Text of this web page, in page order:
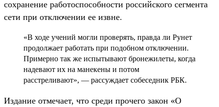
сохранение работоспособности российского сегмента
сети при отключении ее извне.
«В ходе учений могли проверять, правда ли Рунет
продолжает работать при подобном отключении.
Примерно так же испытывают бронежилеты, когда
надевают их на манекены и потом
расстреливают», — рассуждает собеседник РБК.
Издание отмечает, что среди прочего закон «О